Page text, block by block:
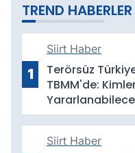
TREND HABERLER
1
Siirt Haber
Terörsüz
TBMM'de:
10 Yıllık
Çekti
Siirt Haber